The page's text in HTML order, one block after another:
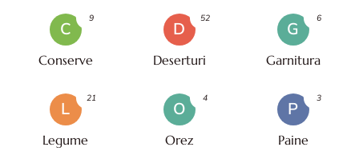
C
Conserve
9
D
Deserturi
52
G
Garnitura
6
L
Legume
21
O
Orez
4
P
Paine
3